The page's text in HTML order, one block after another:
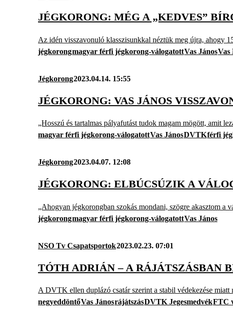
JÉGKORONG: MÉG A „KEDVES”
Az idén visszavonuló klasszisunkkal néztük meg újra, ahogy
jégkorongmagyar férfi jégkorong-válogatottVas JánosVas
Jégkorong2023.04.14. 15:55
JÉGKORONG: VAS JÁNOS
„Hosszú és tartalmas pályafutást tudok magam mögött, amit
magyar férfi jégkorong-válogatottVas JánosDVTKférfi
Jégkorong2023.04.07. 12:08
JÉGKORONG: ELBÚCSÚZIK A
„Ahogyan jégkorongban szokás mondani, szögre akasztom a
jégkorongmagyar férfi jégkorong-válogatottVas János
NSO Tv Csapatsportok2023.02.23. 07:01
TÓTH ADRIÁN – A RÁJÁTSZÁSBAN
A DVTK ellen duplázó csatár szerint a stabil védekezése miatt
negyeddöntőVas JánosrájátszásDVTK JegesmedvékFTC